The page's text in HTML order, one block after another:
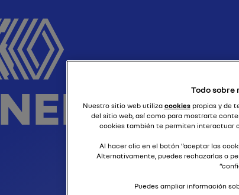
Todo sobre
Nuestro sitio web utiliza cookiespropias y de
del sitio web, así como para mostrarte
cookies también te permiten interactuar
Al hacer clic en el botón “aceptar las
Alternativamente, puedes rechazarlas o
Puedes ampliar información